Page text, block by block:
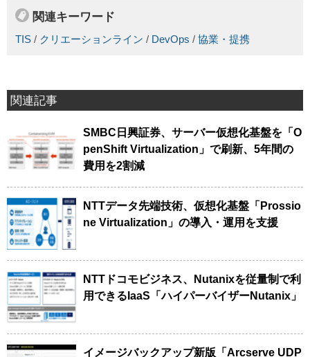
関連キーワード
TIS / クリエーションライン / DevOps / 協業・提携
関連記事
SMBC日興証券、サーバー仮想化基盤を「O
penShift Virtualization」で刷新、5年間の
費用を2割減
NTTデータ先端技術、仮想化基盤「Prossio
ne Virtualization」の導入・運用を支援
NTTドコモビジネス、Nutanixを従量制で利
用できるIaaS「ハイパーバイザーNutanix」
イメージバックアップ新版「Arcserve UDP